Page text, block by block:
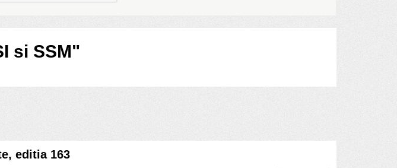
si SSM"
editia 163